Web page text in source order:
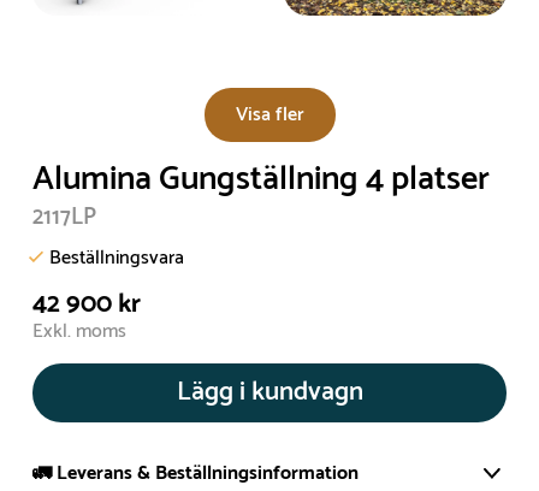
Visa fler
Alumina Gungställning 4 platser
2117LP
Beställningsvara
42 900 kr
Exkl. moms
Lägg i kundvagn
🚛 Leverans & Beställningsinformation